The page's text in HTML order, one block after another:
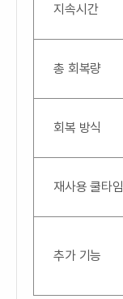
지속시간
총 회복량
회복 방식
재사용 쿨타임
추가 기능